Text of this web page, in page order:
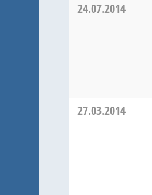
24.07.2014
27.03.2014